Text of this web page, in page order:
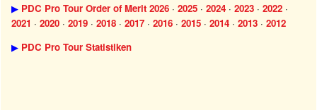
▶ PDC Pro Tour Order of Merit 2026 · 2025 · 2024 · 2023 · 2022 ·
2021 · 2020 · 2019 · 2018 · 2017 · 2016 · 2015 · 2014 · 2013 · 2012
▶ PDC Pro Tour Statistiken